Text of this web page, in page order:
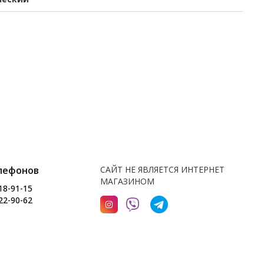
91-15
90-62
САЙТ НЕ ЯВЛЯЕТСЯ ИНТЕРНЕТ
МАГАЗИНОМ